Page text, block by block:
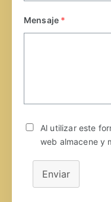
Mensaje *
Al utilizar este
web almacene y
Enviar